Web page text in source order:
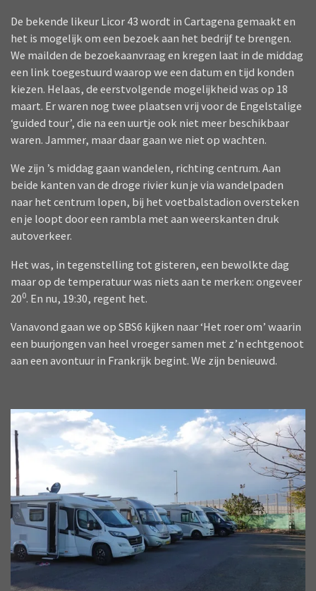
De bekende likeur Licor 43 wordt in Cartagena gemaakt en
het is mogelijk om een bezoek aan het bedrijf te brengen.
We mailden de bezoekaanvraag en kregen laat in de middag
een link toegestuurd waarop we een datum en tijd konden
kiezen. Helaas, de eerstvolgende mogelijkheid was op 18
maart. Er waren nog twee plaatsen vrij voor de Engelstalige
‘guided tour’, die na een uurtje ook niet meer beschikbaar
waren. Jammer, maar daar gaan we niet op wachten.
We zijn ’s middag gaan wandelen, richting centrum. Aan
beide kanten van de droge rivier kun je via wandelpaden
naar het centrum lopen, bij het voetbalstadion oversteken
en je loopt door een rambla met aan weerskanten druk
autoverkeer.
Het was, in tegenstelling tot gisteren, een bewolkte dag
maar op de temperatuur was niets aan te merken: ongeveer
200. En nu, 19:30, regent het.
Vanavond gaan we op SBS6 kijken naar ‘Het roer om’ waarin
een buurjongen van heel vroeger samen met z’n echtgenoot
aan een avontuur in Frankrijk begint. We zijn benieuwd.